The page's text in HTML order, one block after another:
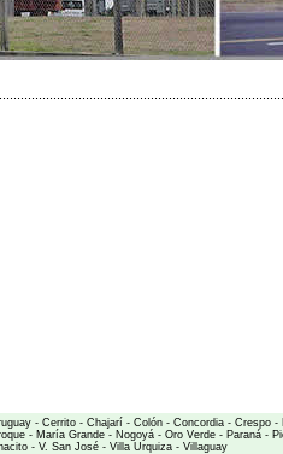
- Cerrito - Chajarí - Colón - Concordia - Crespo -
- María Grande - Nogoyá - Oro Verde - Paraná -
- V. San José - Villa Urquiza - Villaguay